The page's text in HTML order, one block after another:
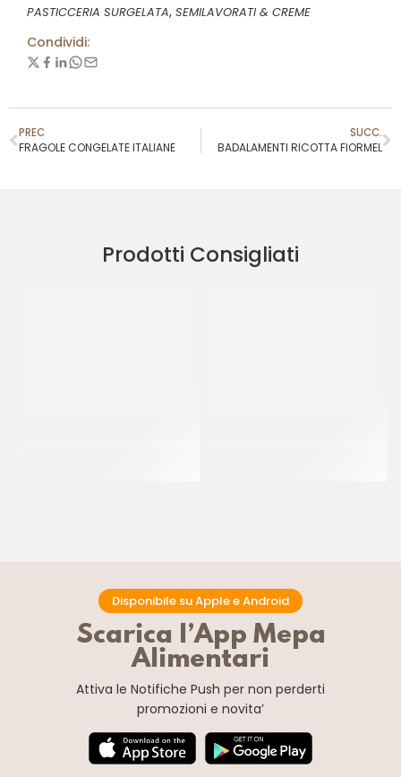
PASTICCERIA SURGELATA, SEMILAVORATI & CREME
Condividi:
PREC
FRAGOLE CONGELATE ITALIANE
SUCC.
BADALAMENTI RICOTTA FIORMEL
Prodotti Consigliati
Disponibile su Apple e Android
Scarica l’App Mepa
Alimentari
Attiva le Notifiche Push per non perderti
promozioni e novita’